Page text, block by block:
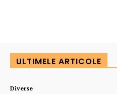
ULTIMELE ARTICOLE
Diverse